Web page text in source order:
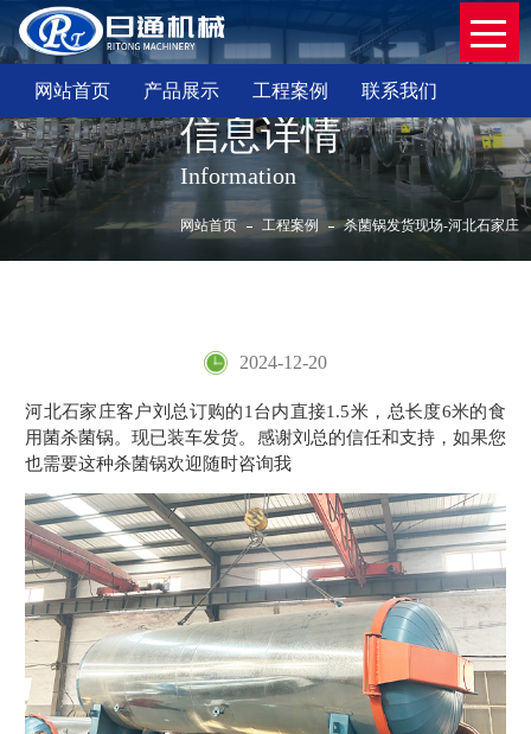
网站首页 产品展示 工程案例 联系我们
信息详情
Information
网站首页 工程案例 杀菌锅发货现场-河北石家庄
2024-12-20
河北石家庄客户刘总订购的1台内直接1.5米，总长度6米的食
用菌杀菌锅。现已装车发货。感谢刘总的信任和支持，如果您
也需要这种杀菌锅欢迎随时咨询我